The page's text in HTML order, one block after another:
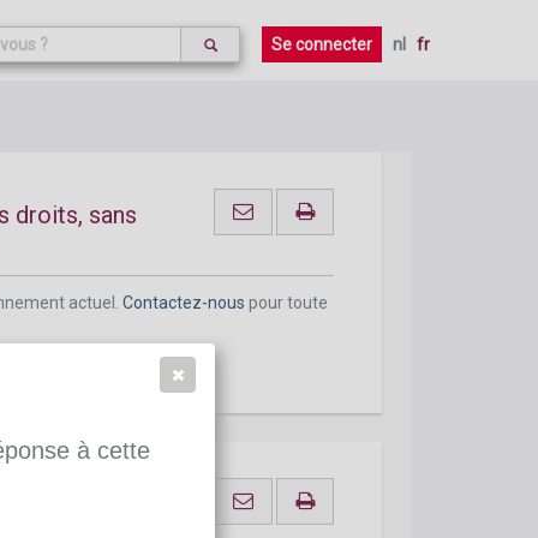
Se connecter nl fr
droits, sans
actuel. Contactez-nous pour toute
droits, sans
à cette